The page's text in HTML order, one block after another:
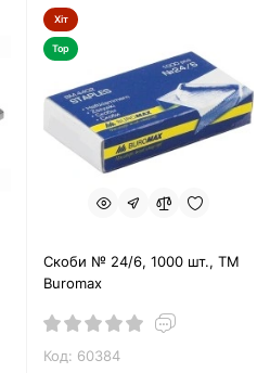
Хіт
Top
Скоби № 24/6, 1000 шт., ТМ
Buromax
Код: 60384